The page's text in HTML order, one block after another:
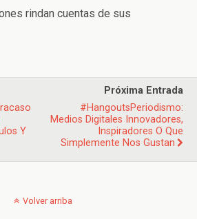
rindan cuentas de sus
Y
Próxima Entrada
#HangoutsPeriodismo:
Medios Digitales Innovadores,
Inspiradores O Que
Simplemente Nos Gustan
Volver arriba